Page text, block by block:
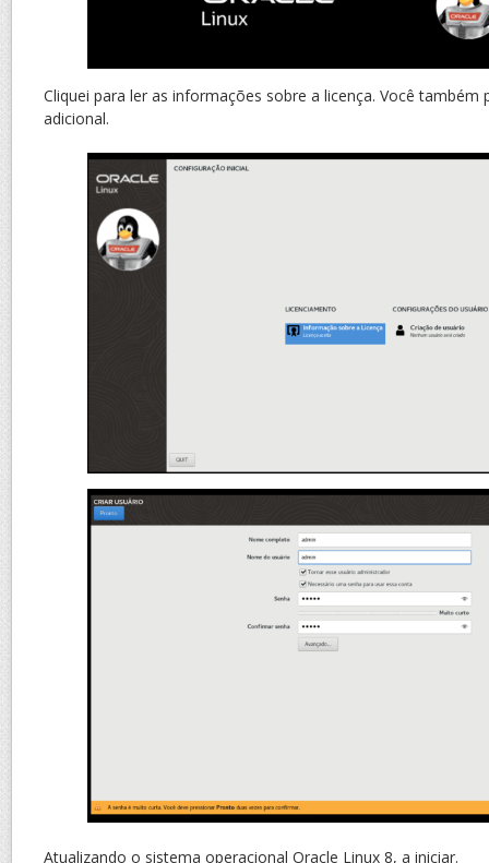
Cliquei para ler as informações sobre a licença. Você também
adicional.
Atualizando o sistema operacional Oracle Linux 8, a iniciar.